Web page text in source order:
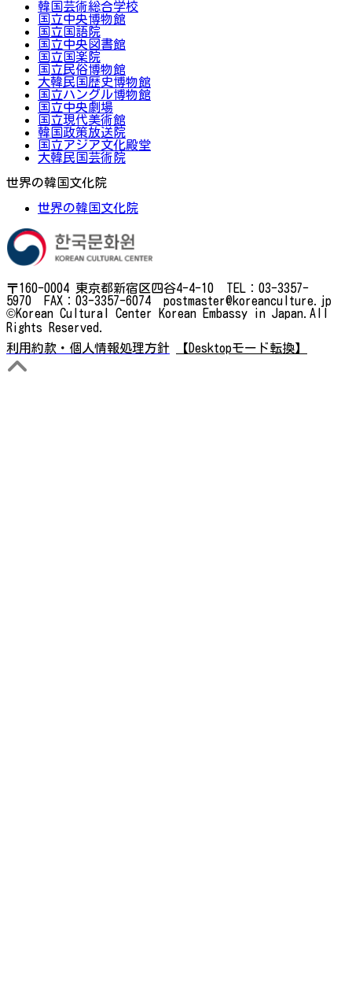
韓国芸術総合学校
国立中央博物館
国立国語院
国立中央図書館
国立国楽院
国立民俗博物館
大韓民国歴史博物館
国立ハングル博物館
国立中央劇場
国立現代美術館
韓国政策放送院
国立アジア文化殿堂
大韓民国芸術院
世界の韓国文化院
世界の韓国文化院
〒160-0004 東京都新宿区四谷4-4-10 TEL：03-3357-
5970 FAX：03-3357-6074 postmaster@koreanculture.jp
©Korean Cultural Center Korean Embassy in Japan.All
Rights Reserved.
利用約款・個人情報処理方針
【Desktopモード転換】